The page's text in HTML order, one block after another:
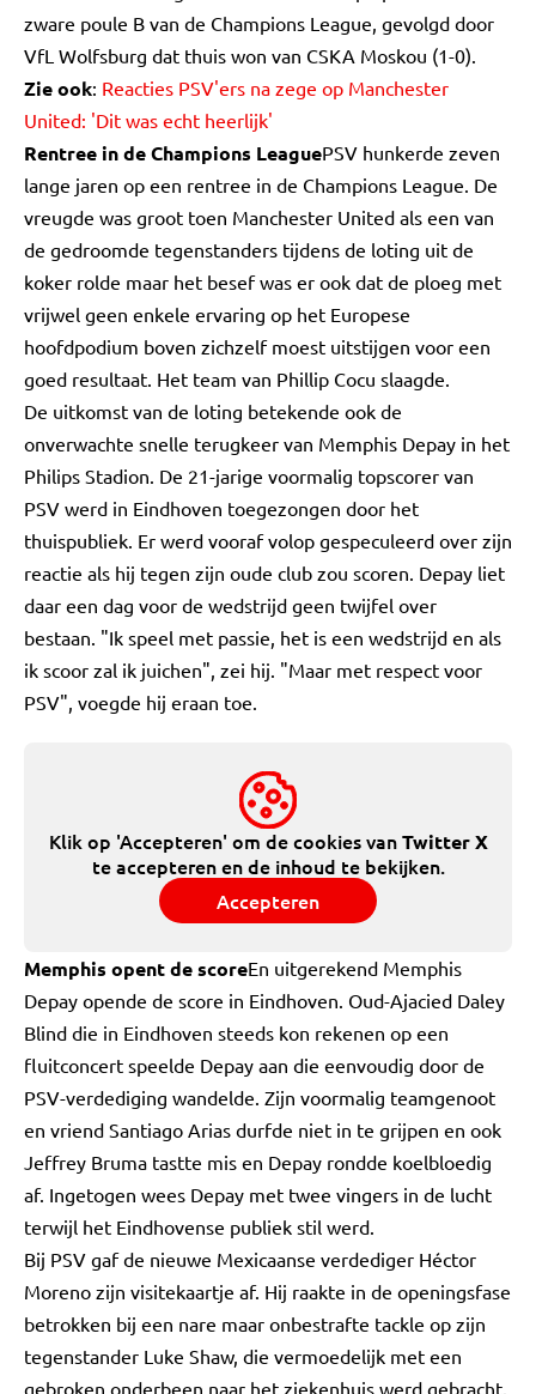
zware poule B van de Champions League, gevolgd door
VfL Wolfsburg dat thuis won van CSKA Moskou (1-0).
Zie ook: Reacties PSV'ers na zege op Manchester
United: 'Dit was echt heerlijk'
Rentree in de Champions LeaguePSV hunkerde zeven
lange jaren op een rentree in de Champions League. De
vreugde was groot toen Manchester United als een van
de gedroomde tegenstanders tijdens de loting uit de
koker rolde maar het besef was er ook dat de ploeg met
vrijwel geen enkele ervaring op het Europese
hoofdpodium boven zichzelf moest uitstijgen voor een
goed resultaat. Het team van Phillip Cocu slaagde.
De uitkomst van de loting betekende ook de
onverwachte snelle terugkeer van Memphis Depay in het
Philips Stadion. De 21-jarige voormalig topscorer van
PSV werd in Eindhoven toegezongen door het
thuispubliek. Er werd vooraf volop gespeculeerd over zijn
reactie als hij tegen zijn oude club zou scoren. Depay liet
daar een dag voor de wedstrijd geen twijfel over
bestaan. "Ik speel met passie, het is een wedstrijd en als
ik scoor zal ik juichen", zei hij. "Maar met respect voor
PSV", voegde hij eraan toe.
Klik op 'Accepteren' om de cookies vanTwitter X
te accepteren en de inhoud te bekijken.
Accepteren
Memphis opent de scoreEn uitgerekend Memphis
Depay opende de score in Eindhoven. Oud-Ajacied Daley
Blind die in Eindhoven steeds kon rekenen op een
fluitconcert speelde Depay aan die eenvoudig door de
PSV-verdediging wandelde. Zijn voormalig teamgenoot
en vriend Santiago Arias durfde niet in te grijpen en ook
Jeffrey Bruma tastte mis en Depay rondde koelbloedig
af. Ingetogen wees Depay met twee vingers in de lucht
terwijl het Eindhovense publiek stil werd.
Bij PSV gaf de nieuwe Mexicaanse verdediger Héctor
Moreno zijn visitekaartje af. Hij raakte in de openingsfase
betrokken bij een nare maar onbestrafte tackle op zijn
tegenstander Luke Shaw, die vermoedelijk met een
gebroken onderbeen naar het ziekenhuis werd gebracht.